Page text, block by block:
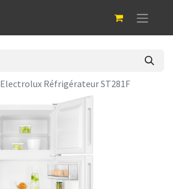
Electrolux Réfrigérateur ST281F